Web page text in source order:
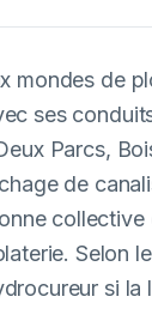
mondes de
ses
Parcs,
de
Selon
si